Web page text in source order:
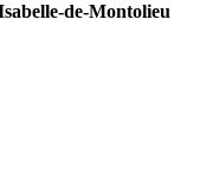
de-Montolieu